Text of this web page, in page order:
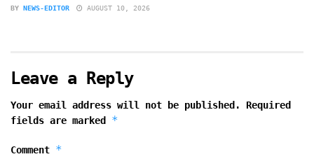
BY NEWS-EDITOR AUGUST 10, 2026
Leave a Reply
Your email address will not be published.
Required
fields are marked *
Comment *